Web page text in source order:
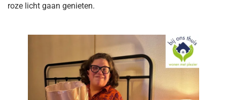
roze licht gaan genieten.